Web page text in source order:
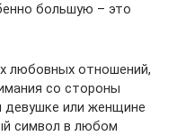
большую – это
любовных отношений,
со стороны
или женщине
символ в любом